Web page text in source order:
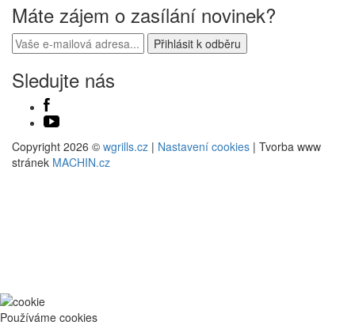
Máte zájem o zasílání novinek?
Sledujte nás
Copyright 2026 © wgrills.cz | Nastavení cookies | Tvorba www
stránek MACHIN.cz
Používáme cookies